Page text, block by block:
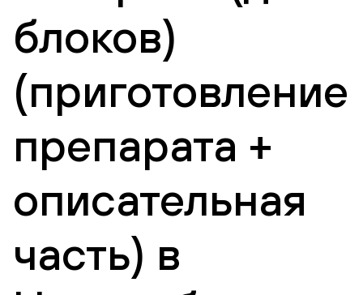
блоков)
(приготовление
препарата +
описательная
часть) в